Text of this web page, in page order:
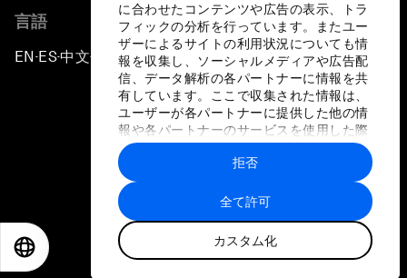
に合わせたコンテンツや広告の表示、トラ
フィックの分析を行っています。またユー
ザーによるサイトの利用状況についても情
報を収集し、ソーシャルメディアや広告配
信、データ解析の各パートナーに情報を共
有しています。ここで収集された情報は、
ユーザーが各パートナーに提供した他の情
報や各パートナーのサービスを使用した際
に収集された情報と組み合わされ、各パー
トナーによって使用されることがありま
す。
全て許可
カスタム化
拒否
言語
EN ▪ES▪中文▪ 日本語
プライバシーポリシーと利用規約
サイトマップ
©
世界経済フォーラム